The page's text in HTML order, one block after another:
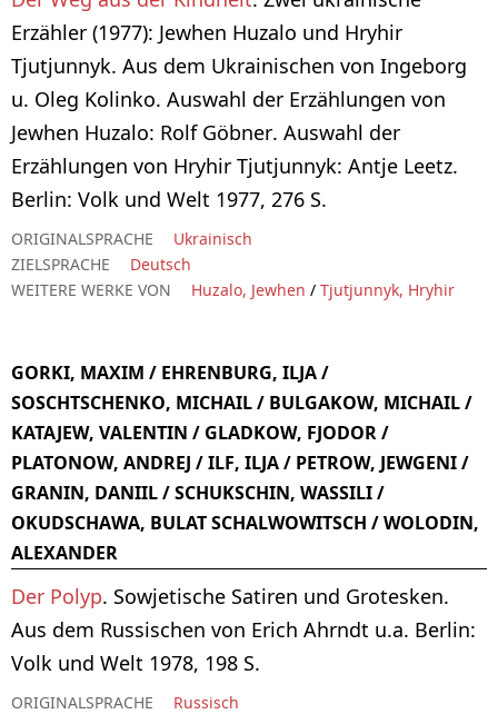
Erzähler (1977): Jewhen Huzalo und Hryhir
Tjutjunnyk. Aus dem Ukrainischen von Ingeborg
u. Oleg Kolinko. Auswahl der Erzählungen von
Jewhen Huzalo: Rolf Göbner. Auswahl der
Erzählungen von Hryhir Tjutjunnyk: Antje Leetz.
Berlin: Volk und Welt 1977, 276 S.
ORIGINALSPRACHE
Ukrainisch
ZIELSPRACHE
Deutsch
WEITERE WERKE VON
Huzalo, Jewhen / Tjutjunnyk, Hryhir
GORKI, MAXIM / EHRENBURG, ILJA /
SOSCHTSCHENKO, MICHAIL / BULGAKOW, MICHAIL /
KATAJEW, VALENTIN / GLADKOW, FJODOR /
PLATONOW, ANDREJ / ILF, ILJA / PETROW, JEWGENI /
GRANIN, DANIIL / SCHUKSCHIN, WASSILI /
OKUDSCHAWA, BULAT SCHALWOWITSCH / WOLODIN,
ALEXANDER
Der Polyp. Sowjetische Satiren und Grotesken.
Aus dem Russischen von Erich Ahrndt u.a. Berlin:
Volk und Welt 1978, 198 S.
ORIGINALSPRACHE
Russisch